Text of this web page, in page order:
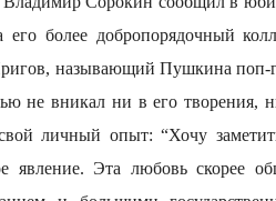
более добропорядочный
называющий Пушкина поп-
не вникал ни в его творения,
личный опыт: “Хочу
Эта любовь скорее